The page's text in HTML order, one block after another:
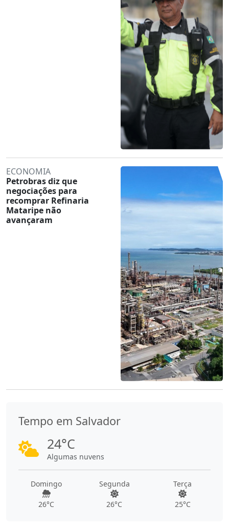
ECONOMIA
Petrobras diz que
negociações para
recomprar Refinaria
Mataripe não
avançaram
Tempo em Salvador
24°C
Algumas nuvens
Domingo
26°C
Segunda
26°C
Terça
25°C